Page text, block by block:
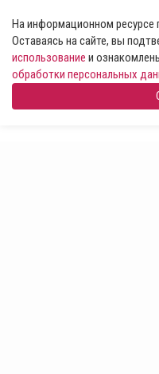
На информационном
Оставаясь на сайте, вы
использование и
обработки персональных